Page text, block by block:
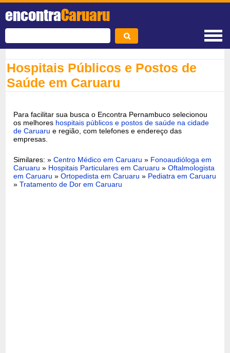
encontraCaruaru
Hospitais Públicos e Postos de
Saúde em Caruaru
Para facilitar sua busca o Encontra Pernambuco selecionou
os melhores hospitais públicos e postos de saúde na cidade
de Caruaru e região, com telefones e endereço das
empresas.
Similares: »Centro Médico em Caruaru » Fonoaudióloga em
Caruaru » Hospitais Particulares em Caruaru »Oftalmologista
em Caruaru »Ortopedista em Caruaru » Pediatra em Caruaru
»Tratamento de Dor em Caruaru